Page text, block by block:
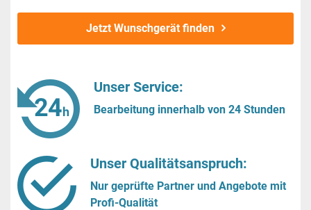
Jetzt Wunschgerät finden
Unser Service:
Bearbeitung innerhalb von 24 Stunden
Unser Qualitätsanspruch:
Nur geprüfte Partner und Angebote mit
Profi-Qualität